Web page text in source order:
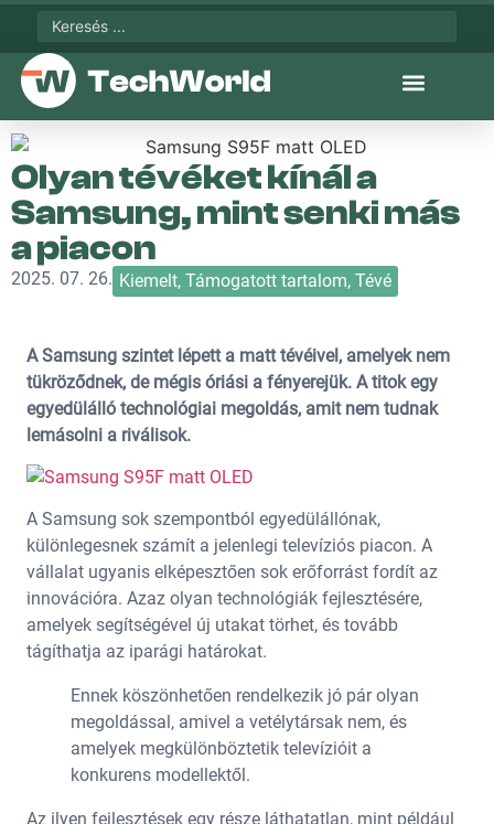
Olyan tévéket kínál a
Samsung, mint senki más
a piacon
2025. 07. 26. Kiemelt, Támogatott tartalom, Tévé
A Samsung szintet lépett a matt tévéivel, amelyek nem
tükröződnek, de mégis óriási a fényerejük. A titok egy
egyedülálló technológiai megoldás, amit nem tudnak
lemásolni a riválisok.
A Samsung sok szempontból egyedülállónak,
különlegesnek számít a jelenlegi televíziós piacon. A
vállalat ugyanis elképesztően sok erőforrást fordít az
innovációra. Azaz olyan technológiák fejlesztésére,
amelyek segítségével új utakat törhet, és tovább
tágíthatja az iparági határokat.
Ennek köszönhetően rendelkezik jó pár olyan
megoldással, amivel a vetélytársak nem, és
amelyek megkülönböztetik televízióit a
konkurens modellektől.
Az ilyen fejlesztések egy része láthatatlan, mint például